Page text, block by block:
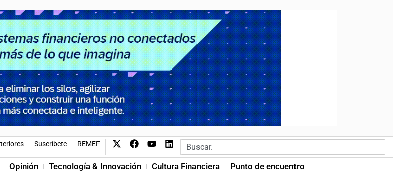
Suscríbete REMEF
Opinión Tecnología & Innovación Cultura Financiera Punto de encuentro